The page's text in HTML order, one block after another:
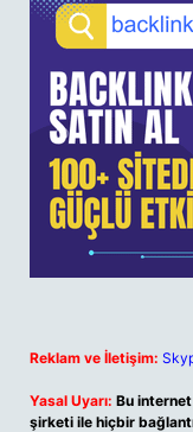
Reklam ve İletişim:
Yasal Uyarı: Bu
şirketi ile hiçbir